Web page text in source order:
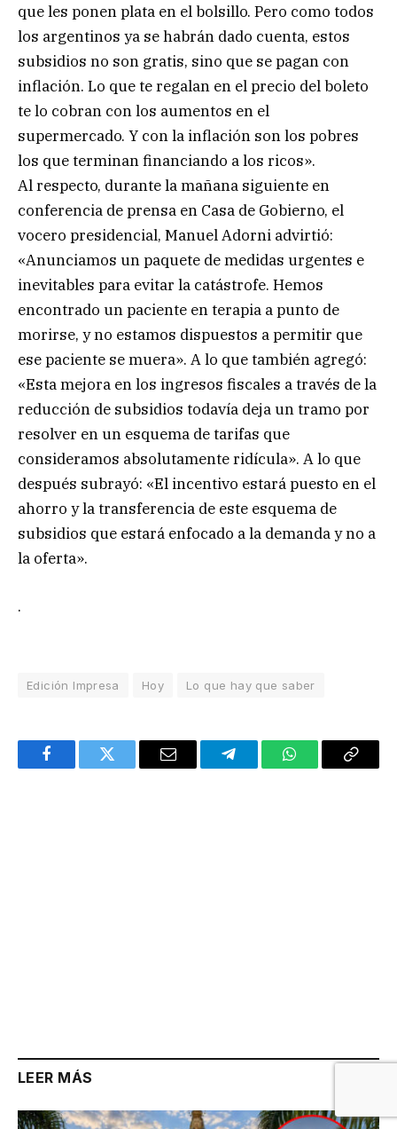
que les ponen plata en el bolsillo. Pero como todos
los argentinos ya se habrán dado cuenta, estos
subsidios no son gratis, sino que se pagan con
inflación. Lo que te regalan en el precio del boleto
te lo cobran con los aumentos en el
supermercado. Y con la inflación son los pobres
los que terminan financiando a los ricos».
Al respecto, durante la mañana siguiente en
conferencia de prensa en Casa de Gobierno, el
vocero presidencial, Manuel Adorni advirtió:
«Anunciamos un paquete de medidas urgentes e
inevitables para evitar la catástrofe. Hemos
encontrado un paciente en terapia a punto de
morirse, y no estamos dispuestos a permitir que
ese paciente se muera». A lo que también agregó:
«Esta mejora en los ingresos fiscales a través de la
reducción de subsidios todavía deja un tramo por
resolver en un esquema de tarifas que
consideramos absolutamente ridícula». A lo que
después subrayó: «El incentivo estará puesto en el
ahorro y la transferencia de este esquema de
subsidios que estará enfocado a la demanda y no a
la oferta».
.
Edición Impresa Hoy Lo que hay que saber
FacebookTwitter Email TelegramWhatsAppCopy
LEER MÁS